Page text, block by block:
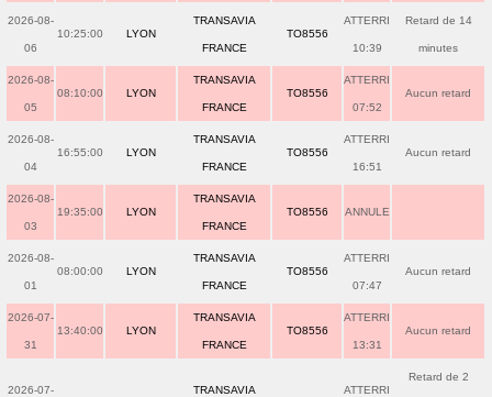
2026-08-
06
10:25:00 LYON
TRANSAVIA
FRANCE
TO8556
ATTERRI
10:39
Retard de 14
minutes
2026-08-
05
08:10:00 LYON
TRANSAVIA
FRANCE
TO8556
ATTERRI
07:52
Aucun retard
2026-08-
04
16:55:00 LYON
TRANSAVIA
FRANCE
TO8556
ATTERRI
16:51
Aucun retard
2026-08-
03
19:35:00 LYON
TRANSAVIA
FRANCE
TO8556 ANNULE
2026-08-
01
08:00:00 LYON
TRANSAVIA
FRANCE
TO8556
ATTERRI
07:47
Aucun retard
2026-07-
31
13:40:00 LYON
TRANSAVIA
FRANCE
TO8556
ATTERRI
13:31
Aucun retard
2026-07- TRANSAVIA ATTERRI
Retard de 2